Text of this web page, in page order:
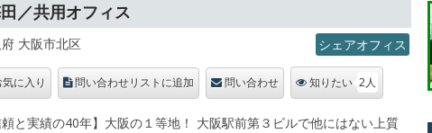
／共用オフィス
大阪市北区 シェアオフィス
気に入り 問い合わせリストに追加 問い合わせ 知りたい 2人
頼と実績の40年】大阪の１等地！ 大阪駅前第３ビルで他にはない上質